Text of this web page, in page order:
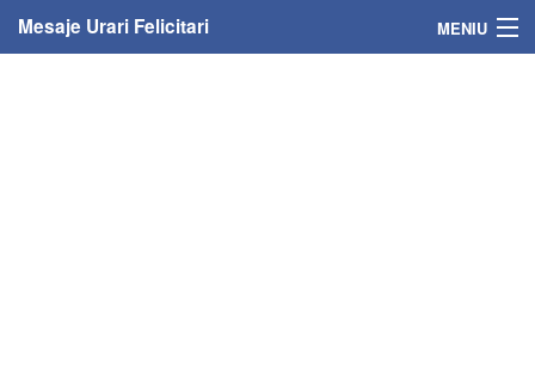
Mesaje Urari Felicitari MENIU